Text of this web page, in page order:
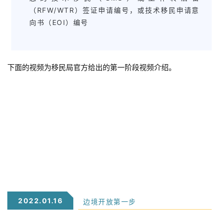
（RFW/WTR）签证申请编号，或技术移民申请意
向书（EOI）编号
下面的视频为移民局官方给出的第一阶段视频介绍。
2022.01.16 边境开放第一步